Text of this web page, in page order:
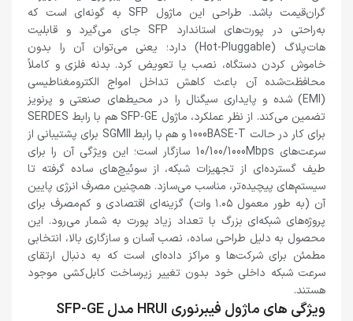
گران‌قیمت باشد. طراحی این ماژول SFP به گونه‌ای است که
به‌راحتی در پورت‌های استاندارد SFP جای می‌گیرد و قابلیت
هات‌پلاگ (Hot-Pluggable) دارد؛ یعنی می‌توان آن را بدون
خاموش کردن دستگاه، نصب یا تعویض کرد. بدنه فلزی و کاملاً
محافظت‌شده آن باعث کاهش تداخل امواج الکترومغناطیسی
(EMI) شده و پایداری سیگنال را در محیط‌های صنعتی و پرنویز
تضمین می‌کند. از نظر عملکرد، ماژول SFP-GE هم با رابط SERDES
برای کار در حالت 1000BASE-T و هم با رابط SGMII برای پشتیبانی از
سرعت‌های 10/100/1000Mbps سازگار است؛ این ویژگی آن را برای
طیف گسترده‌ای از تجهیزات شبکه، از سوئیچ‌های ساده گرفته تا
سیستم‌های پیچیده‌تر، مناسب می‌سازد. همچنین مصرف انرژی پایین
آن (به طور معمول ۱.۰۵ وات) گزینه‌ای اقتصادی و کم‌مصرف برای
پروژه‌های شبکه‌ای بزرگ با تعداد زیاد پورت به شمار می‌رود. این
محصول به دلیل طراحی ساده، نصب آسان و سازگاری بالا، انتخابی
مطمئن برای شرکت‌ها و مراکز داده‌ای است که به دنبال ارتقای
سرعت شبکه داخلی خود بدون تغییر زیرساخت کابل‌کشی موجود
هستند.
ویژگی های ماژول فیبرنوری HRUI مدل SFP-GE